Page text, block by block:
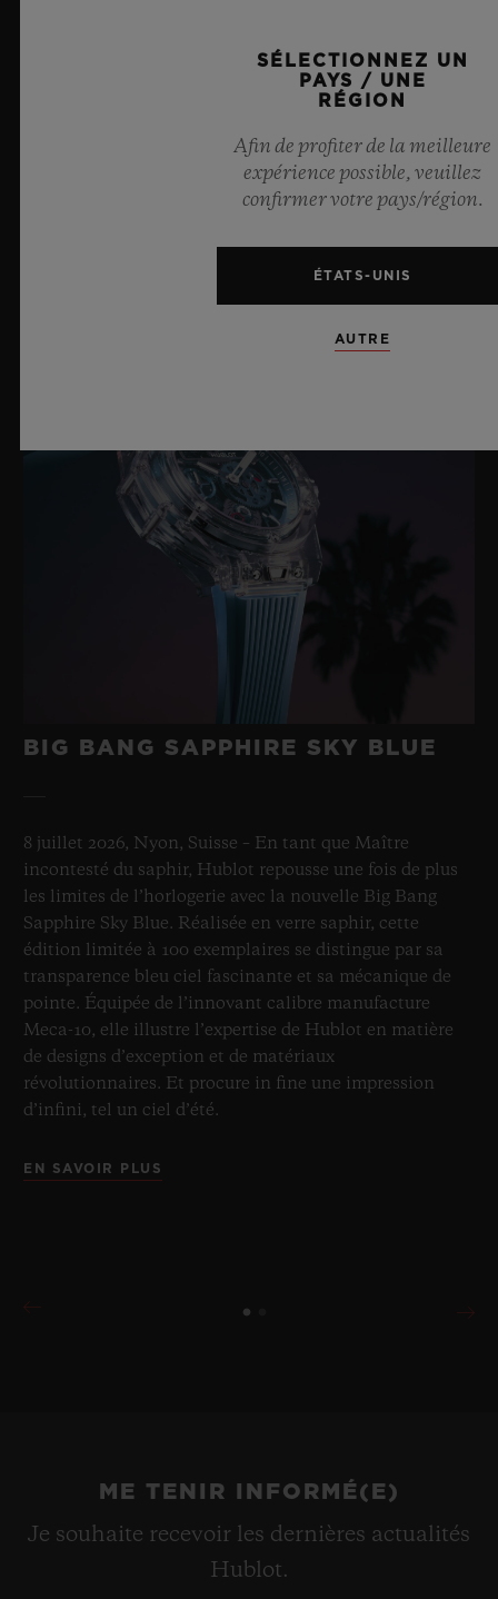
HUB1280 Mouvement de manufacture UNICO à
remontage automatique avec chronographe Flyback et
BRACELET ET FERMOIR
Caoutchouc noir et véritable cuir Venezia patiné Berluti
BIG BANG SAPPHIRE SKY BLUE
8 juillet 2026, Nyon, Suisse – En tant que Maître
incontesté du saphir, Hublot repousse une fois de plus
les limites de l’horlogerie avec la nouvelle Big Bang
Sapphire Sky Blue. Réalisée en verre saphir, cette
édition limitée à 100 exemplaires se distingue par sa
transparence bleu ciel fascinante et sa mécanique de
pointe. Équipée de l’innovant calibre manufacture
Meca-10, elle illustre l’expertise de Hublot en matière
de designs d’exception et de matériaux
révolutionnaires. Et procure in fine une impression
d’infini, tel un ciel d’été.
EN SAVOIR PLUS
ME TENIR INFORMÉ(E)
Je souhaite recevoir les dernières actualités
Hublot.
SÉLECTIONNEZ UN
PAYS / UNE
RÉGION
Afin de profiter de la meilleure
expérience possible, veuillez
confirmer votre pays/région.
ÉTATS-UNIS
AUTRE